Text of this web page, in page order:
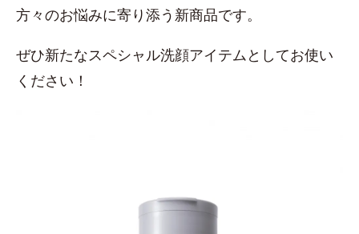
方々のお悩みに寄り添う新商品です。
ぜひ新たなスペシャル洗顔アイテムとしてお使い
ください！